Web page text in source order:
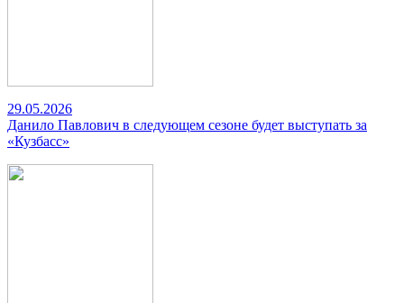
29.05.2026
Данило Павлович в следующем сезоне будет выступать за
«Кузбасс»